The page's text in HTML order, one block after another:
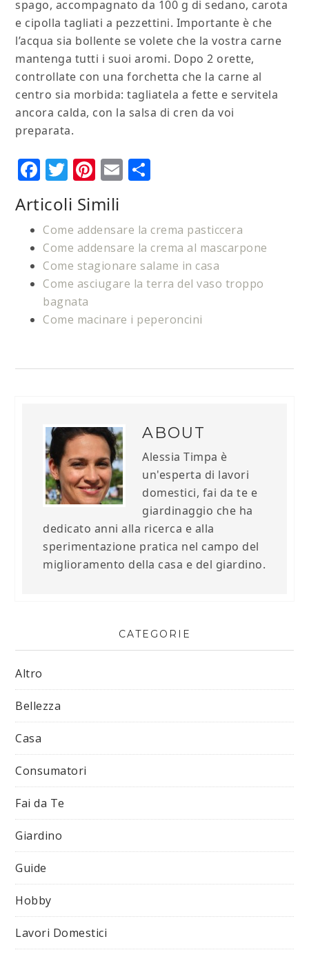
spago, accompagnato da 100 g di sedano, carota
e cipolla tagliati a pezzettini. Importante è che
l’acqua sia bollente se volete che la vostra carne
mantenga tutti i suoi aromi. Dopo 2 orette,
controllate con una forchetta che la carne al
centro sia morbida: tagliatela a fette e servitela
ancora calda, con la salsa di cren da voi
preparata.
Facebook
Twitter
Pinterest
Email
Articoli Simili
Come addensare la crema pasticcera
Come addensare la crema al mascarpone
Come stagionare salame in casa
Come asciugare la terra del vaso troppo
bagnata
Come macinare i peperoncini
ABOUT
Alessia Timpa è
un'esperta di lavori
domestici, fai da te e
giardinaggio che ha
dedicato anni alla ricerca e alla
sperimentazione pratica nel campo del
miglioramento della casa e del giardino.
CATEGORIE
Altro
Bellezza
Casa
Consumatori
Fai da Te
Giardino
Guide
Hobby
Lavori Domestici